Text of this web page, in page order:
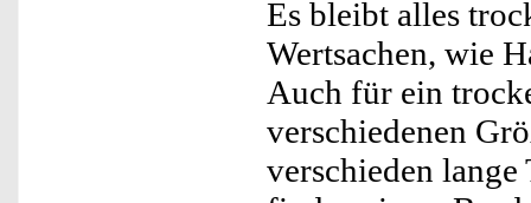
Es bleibt alles
Wertsachen, wie
Auch für ein
verschiedenen
verschieden